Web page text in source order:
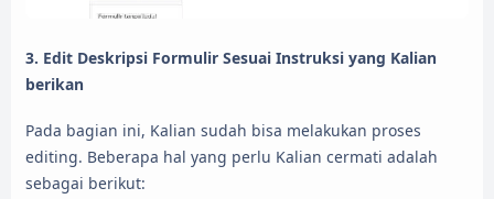
3. Edit Deskripsi Formulir Sesuai Instruksi yang Kalian
berikan
Pada bagian ini, Kalian sudah bisa melakukan proses
editing. Beberapa hal yang perlu Kalian cermati adalah
sebagai berikut: